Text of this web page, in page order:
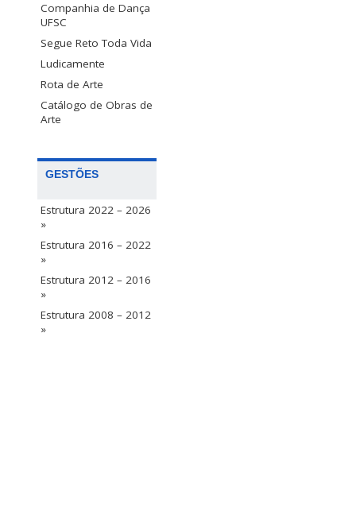
Companhia de Dança
UFSC
Segue Reto Toda Vida
Ludicamente
Rota de Arte
Catálogo de Obras de
Arte
GESTÕES
Estrutura 2022 – 2026
»
Estrutura 2016 – 2022
»
Estrutura 2012 – 2016
»
Estrutura 2008 – 2012
»